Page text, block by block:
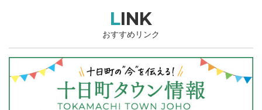
LINK
おすすめリンク